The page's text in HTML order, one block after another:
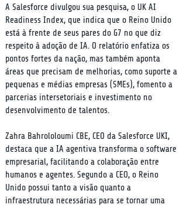
A Salesforce divulgou sua pesquisa, o UK AI
Readiness Index, que indica que o Reino Unido
está à frente de seus pares do G7 no que diz
respeito à adoção de IA. O relatório enfatiza os
pontos fortes da nação, mas também aponta
áreas que precisam de melhorias, como suporte a
pequenas e médias empresas (SMEs), fomento a
parcerias intersetoriais e investimento no
desenvolvimento de talentos.
Zahra Bahrololoumi CBE, CEO da Salesforce UKI,
destaca que a IA agentiva transforma o software
empresarial, facilitando a colaboração entre
humanos e agentes. Segundo a CEO, o Reino
Unido possui tanto a visão quanto a
infraestrutura necessárias para se tornar uma